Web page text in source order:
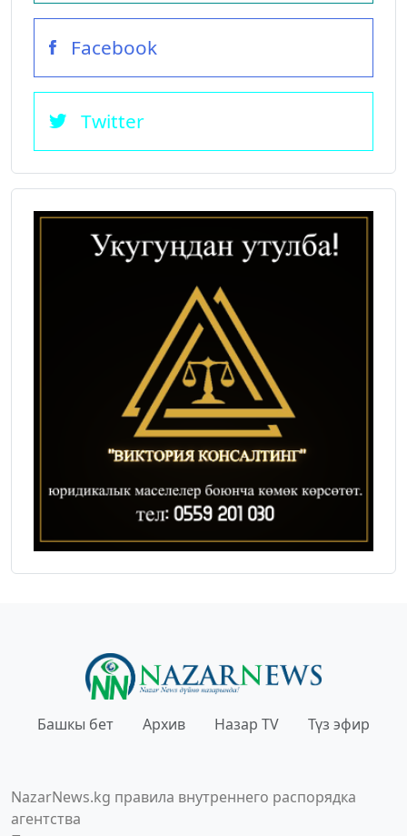
Facebook
Twitter
Башкы бет Архив Назар TV Түз эфир
NazarNews.kg правила внутреннего распорядка
агентства